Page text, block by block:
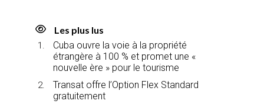
Les plus lus
Cuba ouvre la voie à la propriété
étrangère à 100 % et promet une «
nouvelle ère » pour le tourisme
Transat offre l’Option Flex Standard
gratuitement